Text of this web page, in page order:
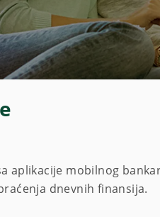
aplikacije mobilnog
dnevnih finansija.